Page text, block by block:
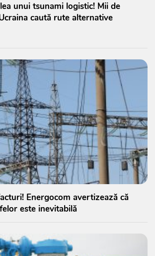
unui tsunami logistic! Mii de
caută rute alternative
Energocom avertizează că
este inevitabilă